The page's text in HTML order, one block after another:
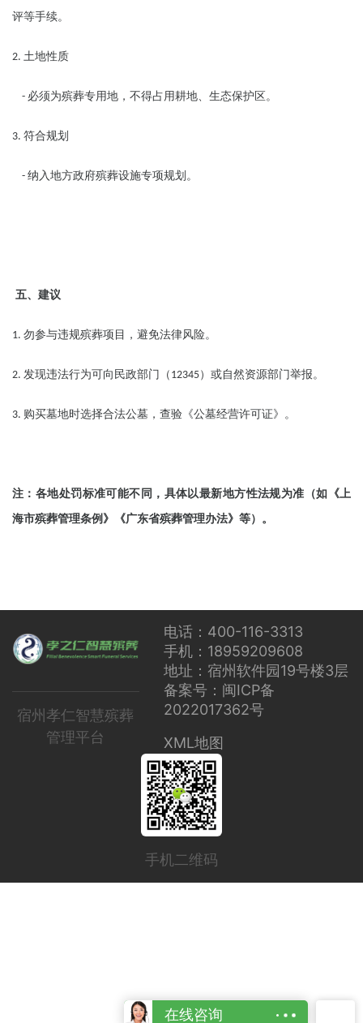
评等手续。
2. 土地性质
- 必须为殡葬专用地，不得占用耕地、生态保护区。
3. 符合规划
- 纳入地方政府殡葬设施专项规划。
五、建议
1. 勿参与违规殡葬项目，避免法律风险。
2. 发现违法行为可向民政部门（ 12345）或自然资源部门举报。
3. 购买墓地时选择合法公墓，查验《公墓经营许可证》。
注：各地处罚标准可能不同，具体以最新地方性法规为准（如《上
海市殡葬管理条例》《广东省殡葬管理办法》等）。
宿州孝仁智慧殡葬
管理平台
电话：400-116-3313
手机：18959209608
地址：宿州软件园19号楼3层
备案号：闽ICP备
2022017362号
XML地图
手机二维码
在线咨询